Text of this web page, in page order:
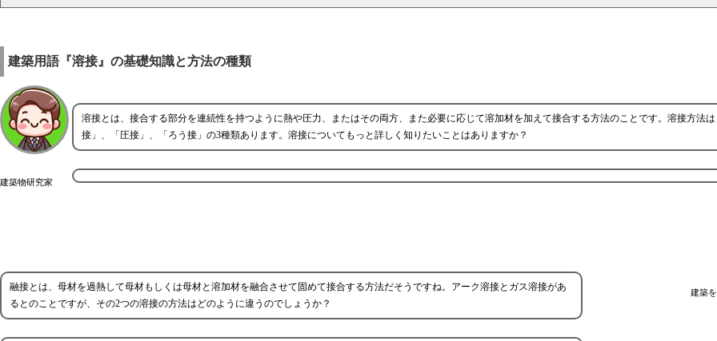
建築用語『溶接』の基礎知識と方法の種類
建築物研究家
溶接とは、接合する部分を連続性を持つように熱や圧力、またはその両方、また必要に応じて溶加材を加えて接合する方法のことです。溶接方法
接」、「圧接」、「ろう接」の3種類あります。溶接についてもっと詳しく知りたいことはありますか？
建築
融接とは、母材を過熱して母材もしくは母材と溶加材を融合させて固めて接合する方法だそうですね。アーク溶接とガス溶接があ
るとのことですが、その2つの溶接の方法はどのように違うのでしょうか？